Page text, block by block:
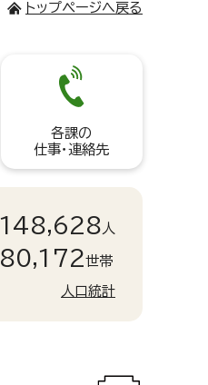
トップページへ戻る
各課の
仕事・連絡先
148,628 人
80,172世帯
人口統計